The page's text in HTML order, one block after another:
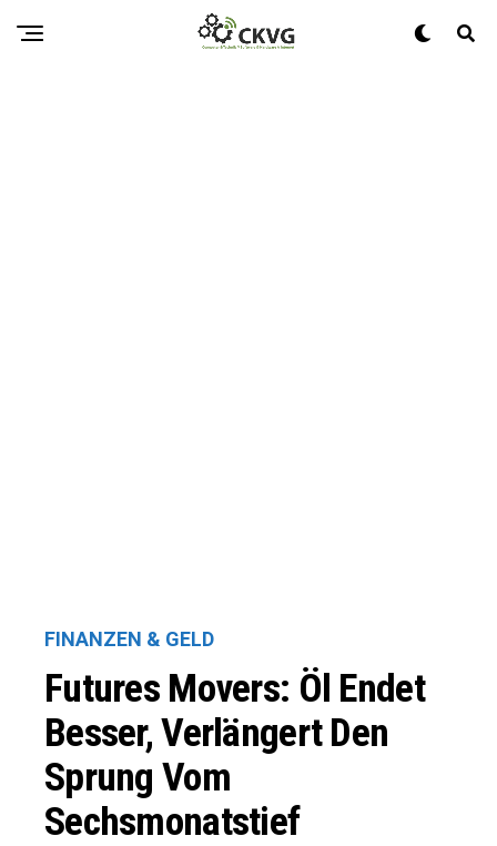
FINANZEN & GELD
Futures Movers: Öl Endet
Besser, Verlängert Den
Sprung Vom
Sechsmonatstief